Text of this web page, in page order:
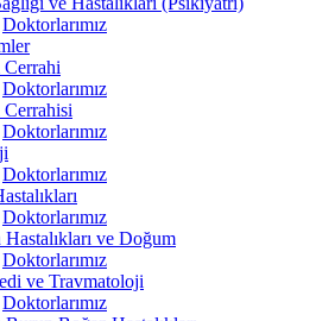
Doktorlarımız
Cerrahi
Doktorlarımız
Doktorlarımız
Doktorlarımız
Doktorlarımız
Hastalıkları ve Doğum
Doktorlarımız
ve Travmatoloji
Doktorlarımız